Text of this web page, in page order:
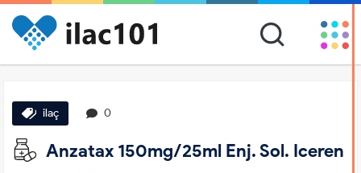
ilaç 0
Anzatax 150mg/25ml Enj. Sol. Iceren